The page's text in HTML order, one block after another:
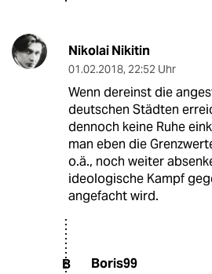
Nikolai Nikitin
01.02.2018, 22:52 Uhr
Wenn dereinst die
deutschen Städten
dennoch keine Ruhe
man eben die
o.ä., noch weiter
ideologische Kampf
angefacht wird.
B Boris99